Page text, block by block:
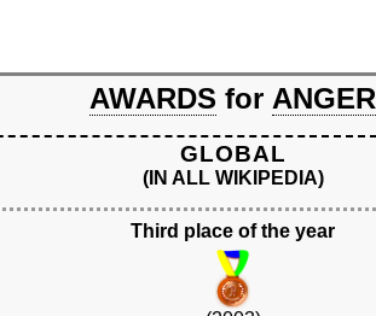
AWARDS for ANGER
GLOBAL
(IN ALL WIKIPEDIA)
Third place of the year